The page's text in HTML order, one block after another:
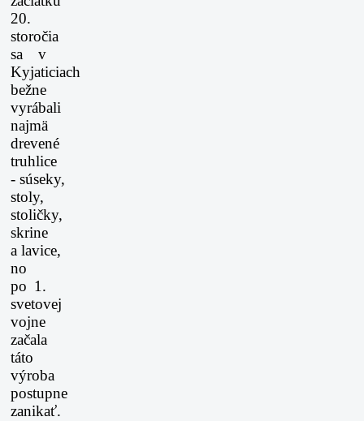
20.
storočia
sa v
Kyjaticiach
bežne
vyrábali
najmä
drevené
truhlice
- súseky,
stoly,
stoličky,
skrine
a lavice,
no
po 1.
svetovej
vojne
začala
táto
výroba
postupne
zanikať.